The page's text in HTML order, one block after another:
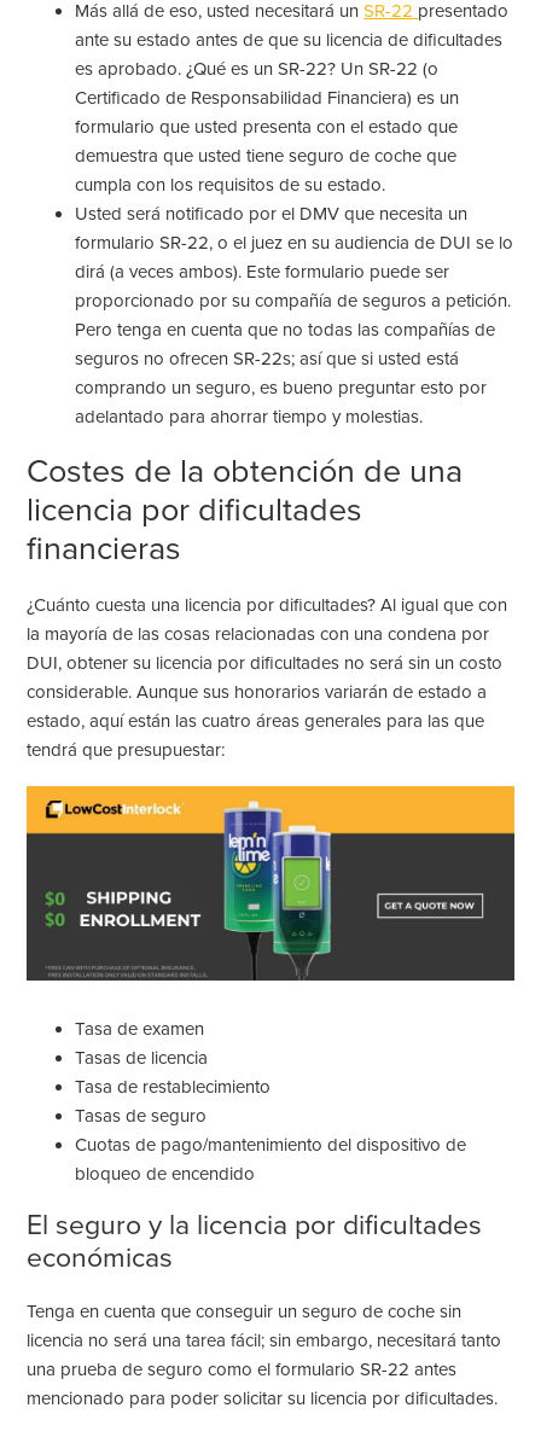
Más allá de eso, usted necesitará unSR-22 presentado
ante su estado antes de que su licencia de dificultades
es aprobado. ¿Qué es un SR-22? Un SR-22 (o
Certificado de Responsabilidad Financiera) es un
formulario que usted presenta con el estado que
demuestra que usted tiene seguro de coche que
cumpla con los requisitos de su estado.
Usted será notificado por el DMV que necesita un
formulario SR-22, o el juez en su audiencia de DUI se lo
dirá (a veces ambos). Este formulario puede ser
proporcionado por su compañía de seguros a petición.
Pero tenga en cuenta que no todas las compañías de
seguros no ofrecen SR-22s; así que si usted está
comprando un seguro, es bueno preguntar esto por
adelantado para ahorrar tiempo y molestias.
Costes de la obtención de una
licencia por dificultades
financieras
¿Cuánto cuesta una licencia por dificultades?Al igual que con
la mayoría de las cosas relacionadas con una condena por
DUI, obtener su licencia por dificultades no será sin un costo
considerable. Aunque sus honorarios variarán de estado a
estado, aquí están las cuatro áreas generales para las que
tendrá que presupuestar:
Tasa de examen
Tasas de licencia
Tasa de restablecimiento
Tasas de seguro
Cuotas de pago/mantenimiento del dispositivo de
bloqueo de encendido
El seguro y la licencia por dificultades
económicas
Tenga en cuenta que conseguir un seguro de coche sin
licencia no será una tarea fácil; sin embargo, necesitará tanto
una prueba de seguro como el formulario SR-22 antes
mencionado para poder solicitar su licencia por dificultades.